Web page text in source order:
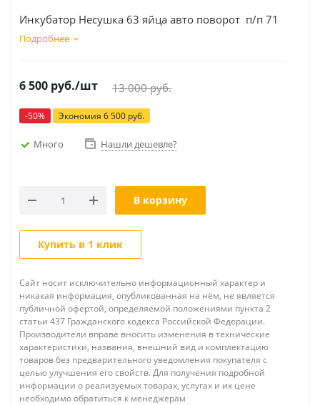
Инкубатор Несушка 63 яйца авто поворот п/п 71
Подробнее
6 500 руб./шт 13 000руб.
-50% Экономия 6 500 руб.
Много Нашли дешевле?
В корзину
Купить в 1 клик
Сайт носит исключительно информационный характер и
никакая информация, опубликованная на нём, не является
публичной офертой, определяемой положениями пункта 2
статьи 437 Гражданского кодекса Российской Федерации.
Производители вправе вносить изменения в технические
характеристики, названия, внешний вид и комплектацию
товаров без предварительного уведомления покупателя с
целью улучшения его свойств. Для получения подробной
информации о реализуемых товарах, услугах и их цене
необходимо обратиться к менеджерам